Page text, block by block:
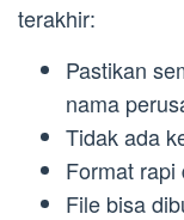
terakhir:
Pastikan
nama
Tidak ada
Format
File bisa